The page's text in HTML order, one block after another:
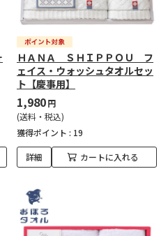
ＨＡＮＡ ＳＨＩＰＰＯＵ フ
ェイス・ウォッシュタオルセッ
ト【慶事用】
1,980円
(送料・税込)
獲得ポイント : 19
詳細 カートに入れる